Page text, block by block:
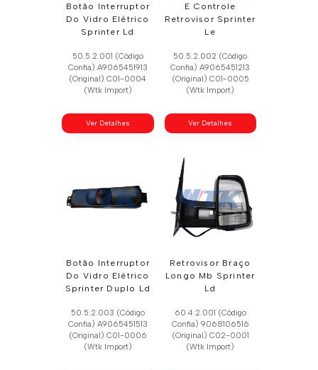
Botão Interruptor
Do Vidro Elétrico
Sprinter Ld
50.5.2.001 (Código
Confia) A9065451913
(Original) C01-0004
(Wtk Import)
Ver Detalhes
E Controle
Retrovisor Sprinter
Le
50.5.2.002 (Código
Confia) A9065451213
(Original) C01-0005
(Wtk Import)
Ver Detalhes
Botão Interruptor
Do Vidro Elétrico
Sprinter Duplo Ld
50.5.2.003 (Código
Confia) A9065451513
(Original) C01-0006
(Wtk Import)
Retrovisor Braço
Longo Mb Sprinter
Ld
60.4.2.001 (Código
Confia) 9068106516
(Original) C02-0001
(Wtk Import)